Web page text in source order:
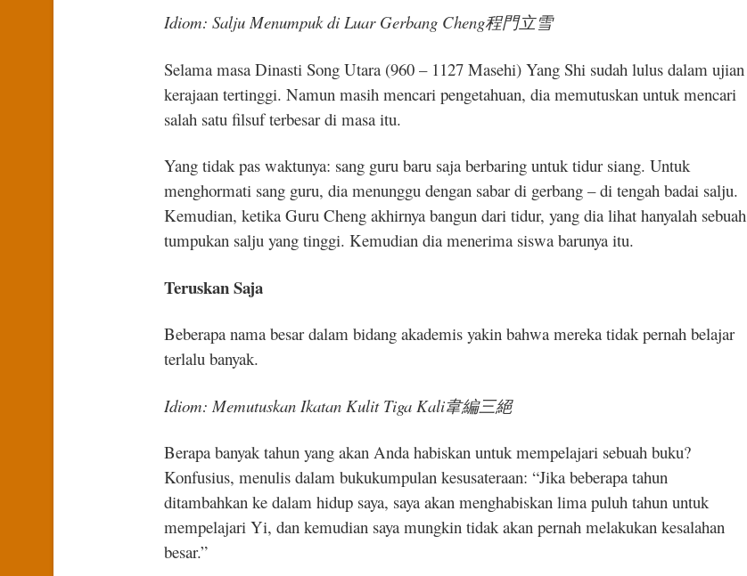
Idiom: Salju Menumpuk di Luar Gerbang Cheng程門立雪
Selama masa Dinasti Song Utara (960 – 1127 Masehi) Yang Shi sudah lulus dalam ujian
kerajaan tertinggi. Namun masih mencari pengetahuan, dia memutuskan untuk mencari
salah satu filsuf terbesar di masa itu.
Yang tidak pas waktunya: sang guru baru saja berbaring untuk tidur siang. Untuk
menghormati sang guru, dia menunggu dengan sabar di gerbang – di tengah badai salju.
Kemudian, ketika Guru Cheng akhirnya bangun dari tidur, yang dia lihat hanyalah sebuah
tumpukan salju yang tinggi. Kemudian dia menerima siswa barunya itu.
Teruskan Saja
Beberapa nama besar dalam bidang akademis yakin bahwa mereka tidak pernah belajar
terlalu banyak.
Idiom: Memutuskan Ikatan Kulit Tiga Kali韋編三絕
Berapa banyak tahun yang akan Anda habiskan untuk mempelajari sebuah buku?
Konfusius, menulis dalam bukukumpulan kesusateraan: “Jika beberapa tahun
ditambahkan ke dalam hidup saya, saya akan menghabiskan lima puluh tahun untuk
mempelajari Yi, dan kemudian saya mungkin tidak akan pernah melakukan kesalahan
besar.”